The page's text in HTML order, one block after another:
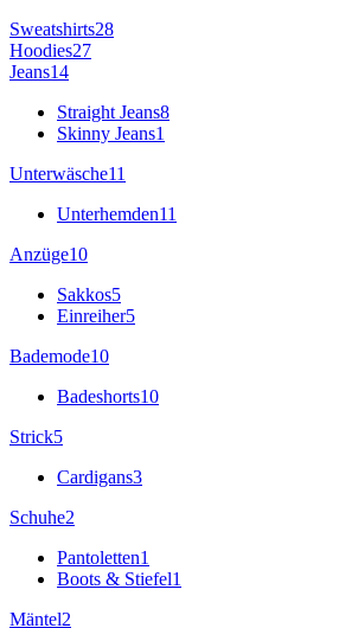
Sweatshirts28
Hoodies27
Jeans14
Straight Jeans8
Skinny Jeans1
Unterwäsche11
Unterhemden11
Anzüge10
Sakkos5
Einreiher5
Bademode10
Badeshorts10
Strick5
Cardigans3
Schuhe2
Pantoletten1
Boots & Stiefel1
Mäntel2